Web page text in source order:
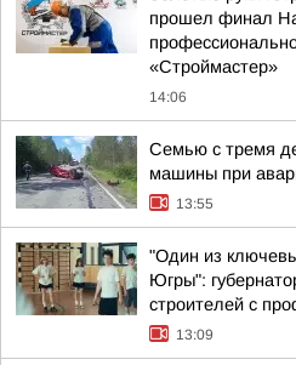
прошел финал
«Строймастер»
14:06
Семью с тремя
машины при
13:55
"Один из
Югры":
строителей с
13:09